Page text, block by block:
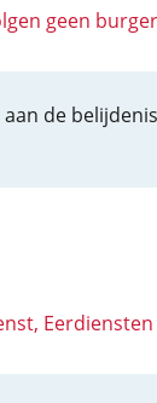
geen
de belijdenis
Eerdiensten